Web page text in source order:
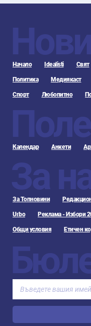
Начало Idealisti Свят
Политика Медиякаст
Спорт Любопитно
Календар Анкети
За
За Топновини
Urbo Реклама - Избори
Общи условия Етичен